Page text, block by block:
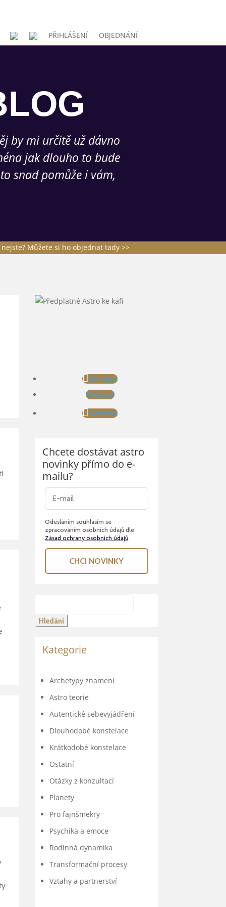
PŘIHLÁŠENÍ OBJEDNÁNÍ
by mi určitě už dávno
jak dlouho to bude
snad pomůže i vám,
nejste? Můžete si ho objednat tady >>
Sledovat
Sledovat
Sledovat
Chcete dostávat astro
novinky přímo do e-
mailu?
Odesláním souhlasím se
zpracováním osobních údajů dle
Zásad ochrany osobních údajů.
CHCI NOVINKY
Kategorie
Archetypy znamení
Astro teorie
Autentické sebevyjádření
Dlouhodobé konstelace
Krátkodobé konstelace
Ostatní
Otázky z konzultací
Planety
Pro fajnšmekry
Psychika a emoce
Rodinná dynamika
Transformační procesy
Vztahy a partnerství